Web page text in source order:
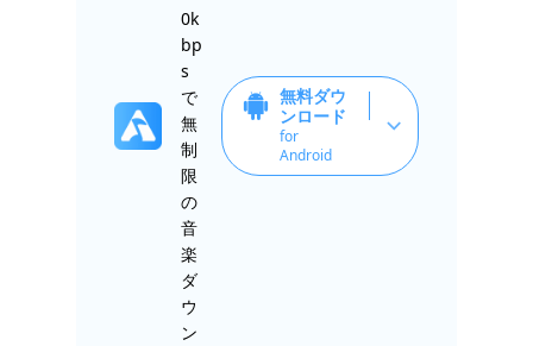
0k
bp
s
で
無
制
限
の
音
楽
ダ
ウ
ン
無料ダウ
ンロード
for
Android